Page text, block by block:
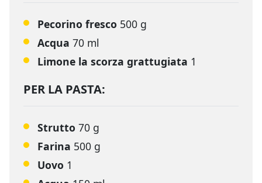
Pecorino fresco 500 g
Acqua 70 ml
Limone la scorza grattugiata 1
PER LA PASTA:
Strutto 70 g
Farina 500 g
Uovo 1